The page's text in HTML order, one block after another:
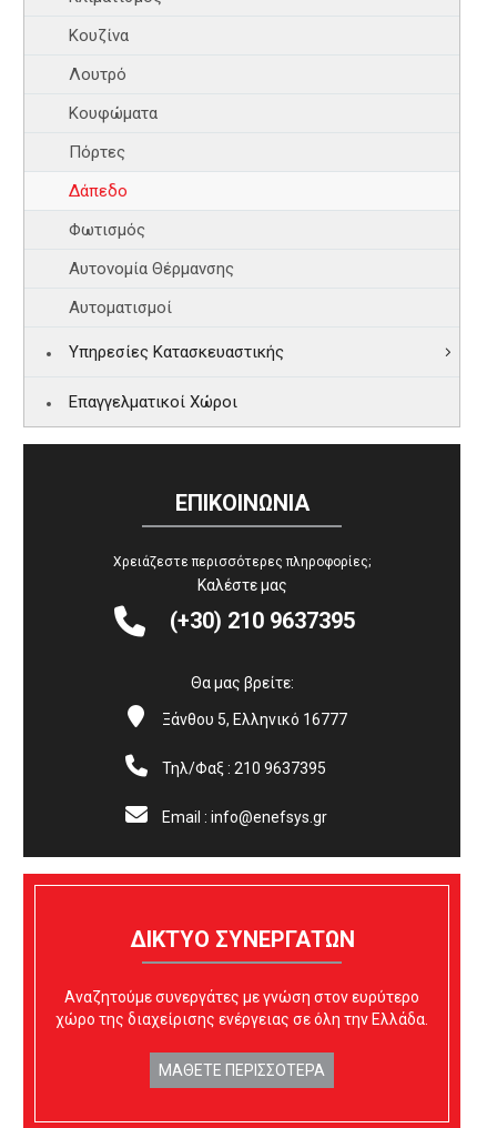
Κουζίνα
Λουτρό
Κουφώματα
Πόρτες
Δάπεδο
Φωτισμός
Αυτονομία Θέρμανσης
Αυτοματισμοί
Υπηρεσίες Κατασκευαστικής
Επαγγελματικοί Χώροι
ΕΠΙΚΟΙΝΩΝΙΑ
Χρειάζεστε περισσότερες πληροφορίες;
Καλέστε μας

 (+30) 210 9637395
Θα μας βρείτε:

 Ξάνθου 5, Ελληνικό 16777

 Τηλ/Φαξ : 210 9637395

 Email : info@enefsys.gr
ΔΙΚΤΥΟ ΣΥΝΕΡΓΑΤΩΝ
Αναζητούμε συνεργάτες με γνώση στον ευρύτερο
χώρο της διαχείρισης ενέργειας σε όλη την Ελλάδα.
ΜΑΘΕΤΕ ΠΕΡΙΣΣΟΤΕΡΑ